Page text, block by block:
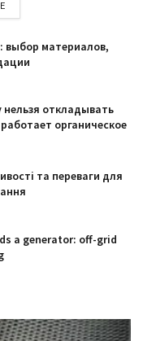
выбор материалов,
откладывать
органическое
та переваги для
a generator: off-grid